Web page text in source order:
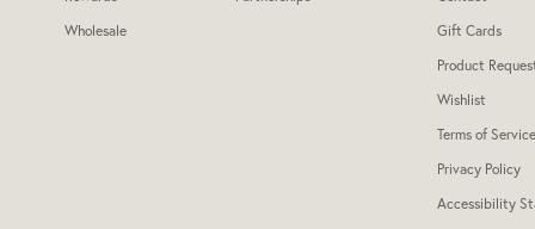
Wholesale
Gift Cards
Product
Wishlist
Terms of Service
Privacy Policy
Accessibility